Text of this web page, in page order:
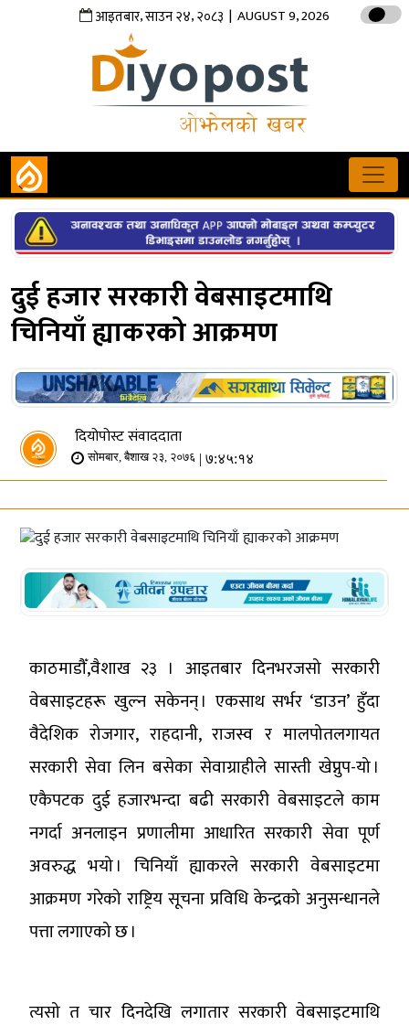
आइतबार,साउन२४,२०८३ | AUGUST 9, 2026
दुई हजार सरकारी वेबसाइटमाथि
चिनियाँ ह्याकरको आक्रमण
दियोपोस्ट संवाददाता
सोमबार, बैशाख २३, २०७६ | ७:४५:१४
काठमाडौँ,वैशाख २३ । आइतबार दिनभरजसो सरकारी
वेबसाइटहरू खुल्न सकेनन् । एकसाथ सर्भर ‘डाउन’ हुँदा
वैदेशिक रोजगार, राहदानी, राजस्व र मालपोतलगायत
सरकारी सेवा लिन बसेका सेवाग्राहीले सास्ती खेप्नुप-यो ।
एकैपटक दुई हजारभन्दा बढी सरकारी वेबसाइटले काम
नगर्दा अनलाइन प्रणालीमा आधारित सरकारी सेवा पूर्ण
अवरुद्ध भयो । चिनियाँ ह्याकरले सरकारी वेबसाइटमा
आक्रमण गरेको राष्ट्रिय सूचना प्रविधि केन्द्रको अनुसन्धानले
पत्ता लगाएको छ ।
त्यसो त चार दिनदेखि लगातार सरकारी वेबसाइटमाथि